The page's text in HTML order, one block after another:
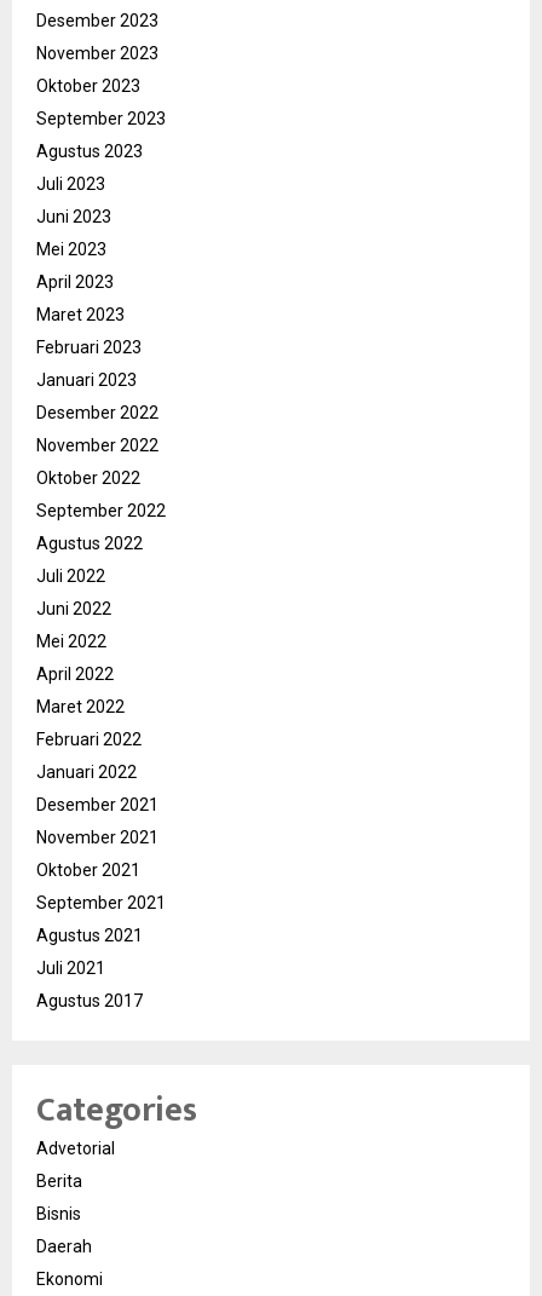
Desember 2023
November 2023
Oktober 2023
September 2023
Agustus 2023
Juli 2023
Juni 2023
Mei 2023
April 2023
Maret 2023
Februari 2023
Januari 2023
Desember 2022
November 2022
Oktober 2022
September 2022
Agustus 2022
Juli 2022
Juni 2022
Mei 2022
April 2022
Maret 2022
Februari 2022
Januari 2022
Desember 2021
November 2021
Oktober 2021
September 2021
Agustus 2021
Juli 2021
Agustus 2017
Categories
Advetorial
Berita
Bisnis
Daerah
Ekonomi